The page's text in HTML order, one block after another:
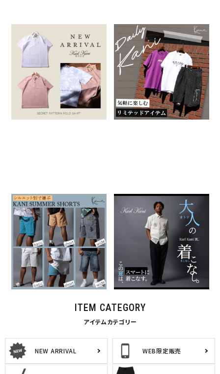
NEW ARRIVAL -KARL KANI
& KARL KANI GOLF-
2026.07.31
KARL KANI
『Daily Kani』
2026.07.30
KARL KANI 特集一覧
シルエット別で選ぶ KANI
SUMMERショーツ
2026.07.24
KARL KANI 特集一覧
Karl Kani流、大人の着こな
2026.07.16
特集一覧
ITEM CATEGORY
アイテムカテゴリー
NEW ARRIVAL WEB限定販売